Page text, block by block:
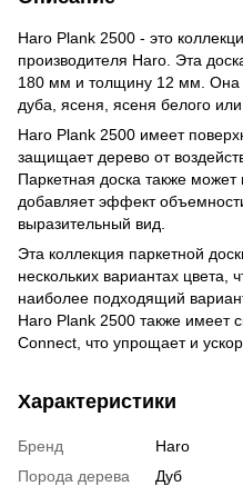
Haro Plank 2500 - это
производителя Haro. Эта
180 мм и толщину 12 мм. Она
дуба, ясеня, ясеня белого или
Haro Plank 2500 имеет
защищает дерево от
Паркетная доска также
добавляет эффект
выразительный вид.
Эта коллекция паркетной
нескольких вариантах цвета,
наиболее подходящий
Haro Plank 2500 также имеет
Connect, что упрощает и
Характеристики
Бренд
Haro
Порода дерева
Дуб